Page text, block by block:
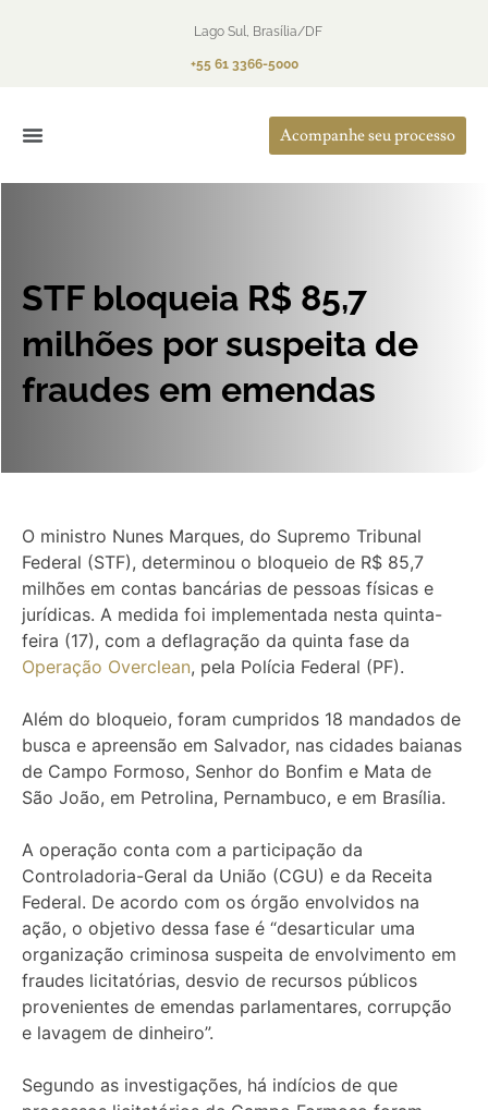
Lago Sul, Brasília/DF
+55 61 3366-5000
Acompanhe seu processo
STF bloqueia R$ 85,7
milhões por suspeita de
fraudes em emendas
O ministro Nunes Marques, do Supremo Tribunal
Federal (STF), determinou o bloqueio de R$ 85,7
milhões em contas bancárias de pessoas físicas e
jurídicas. A medida foi implementada nesta quinta-
feira (17), com a deflagração da quinta fase da
Operação Overclean, pela Polícia Federal (PF).
Além do bloqueio, foram cumpridos 18 mandados de
busca e apreensão em Salvador, nas cidades baianas
de Campo Formoso, Senhor do Bonfim e Mata de
São João, em Petrolina, Pernambuco, e em Brasília.
A operação conta com a participação da
Controladoria-Geral da União (CGU) e da Receita
Federal. De acordo com os órgão envolvidos na
ação, o objetivo dessa fase é “desarticular uma
organização criminosa suspeita de envolvimento em
fraudes licitatórias, desvio de recursos públicos
provenientes de emendas parlamentares, corrupção
e lavagem de dinheiro”.
Segundo as investigações, há indícios de que